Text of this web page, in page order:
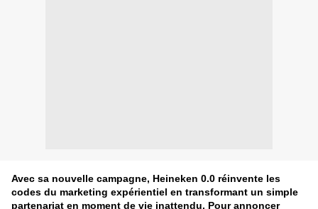
Avec sa nouvelle campagne, Heineken 0.0 réinvente les
codes du marketing expérientiel en transformant un simple
partenariat en moment de vie inattendu. Pour annoncer